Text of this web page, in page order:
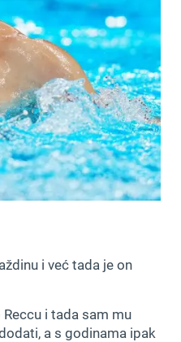
i već tada je on
i tada sam mu
a s godinama ipak